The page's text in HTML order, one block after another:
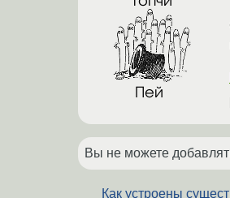
Вы не можете
Как устроены